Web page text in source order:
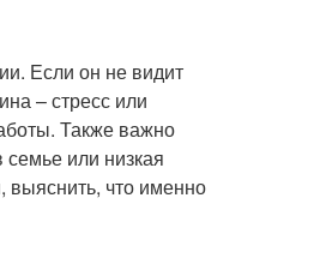
Если он не видит
– стресс или
Также важно
или низкая
выяснить, что именно